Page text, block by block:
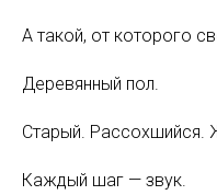
А такой, от которого
Деревянный пол.
Старый. Рассохшийся.
Каждый шаг — звук.